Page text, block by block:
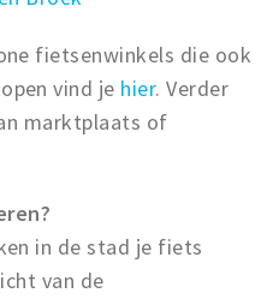
fietsenwinkels die ook
vind je hier. Verder
marktplaats of
in de stad je fiets
van de